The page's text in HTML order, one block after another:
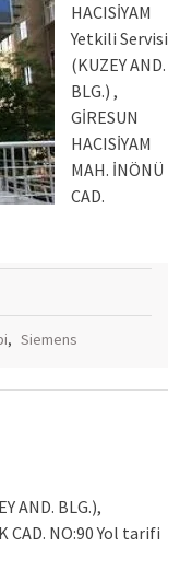
HACISİYAM
Yetkili Servisi
(KUZEY AND.
BLG.) ,
GİRESUN
HACISİYAM
MAH. İNÖNÜ
CAD.
, Siemens
AND. BLG.),
CAD. NO:90 Yol tarifi